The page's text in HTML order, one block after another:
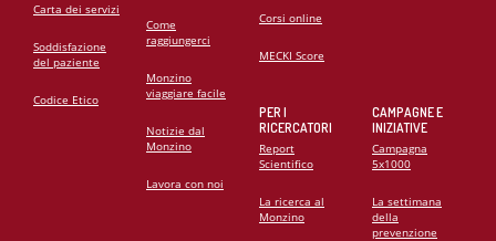
Carta dei servizi
Soddisfazione
del paziente
Codice Etico
Come
raggiungerci
Monzino
viaggiare facile
Notizie dal
Monzino
Lavora con noi
Corsi online
MECKI Score
PER I
RICERCATORI
Report
Scientifico
La ricerca al
Monzino
CAMPAGNE E
INIZIATIVE
Campagna
5x1000
La settimana
della
prevenzione